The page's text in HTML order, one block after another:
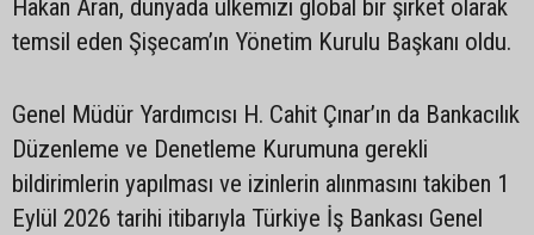
Hakan Aran, dünyada ülkemizi global bir şirket olarak
temsil eden Şişecam’ın Yönetim Kurulu Başkanı oldu.
Genel Müdür Yardımcısı H. Cahit Çınar’ın da Bankacılık
Düzenleme ve Denetleme Kurumuna gerekli
bildirimlerin yapılması ve izinlerin alınmasını takiben 1
Eylül 2026 tarihi itibarıyla Türkiye İş Bankası Genel